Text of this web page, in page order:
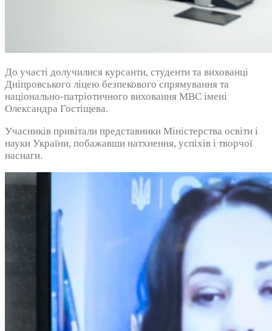
До участі долучилися курсанти, студенти та вихованці
Дніпровського ліцею безпекового спрямування та
національно-патріотичного виховання МВС імені
Олександра Гостіщева.
Учасників привітали представники Міністерства освіти і
науки України, побажавши натхнення, успіхів і творчої
наснаги.